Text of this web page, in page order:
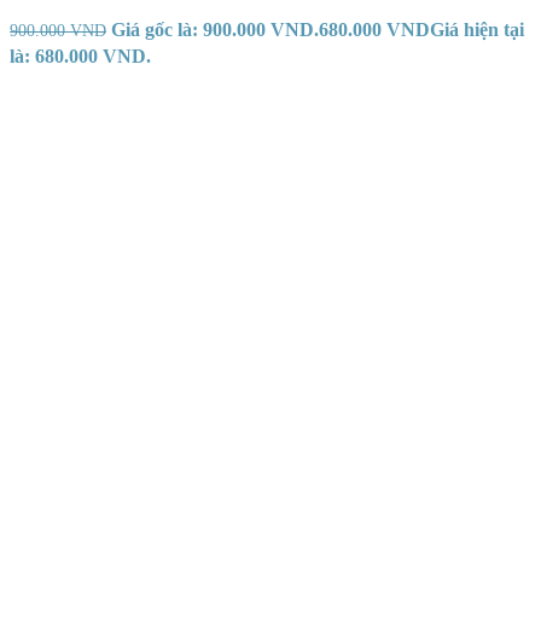
900.000VND Giá gốc là: 900.000 VND.680.000 VNDGiá hiện tại
là: 680.000 VND.